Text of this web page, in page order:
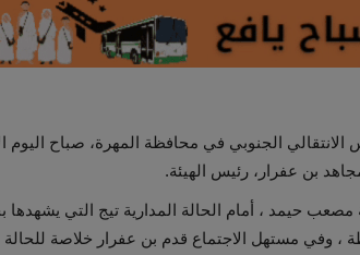
الانتقالي الجنوبي في محافظة المهرة، صباح اليوم
بن عفرار، رئيس الهيئة.
حيمد ، أمام الحالة المدارية تيج التي يشهدها
، وفي مستهل الاجتماع قدم بن عفرار خلاصة للحالة